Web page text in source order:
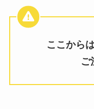
ここから
ご